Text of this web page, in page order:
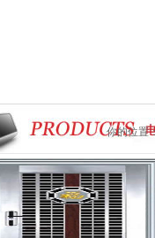
你的位置